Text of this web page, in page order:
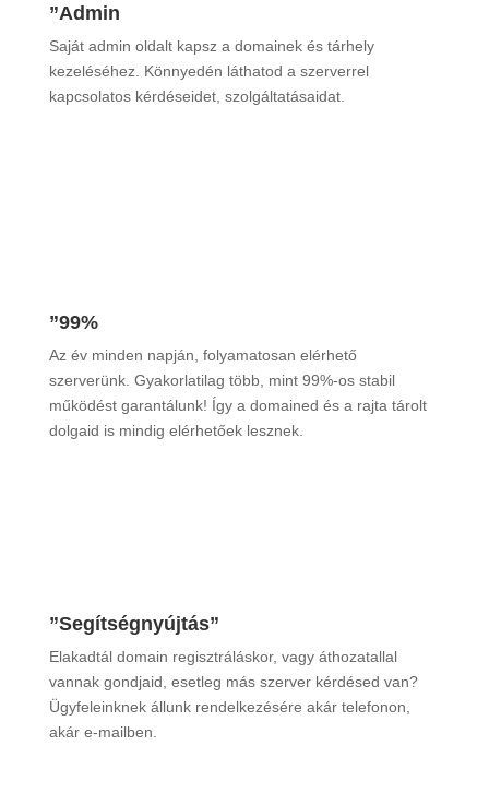
”Admin
Saját admin oldalt kapsz a domainek és tárhely
kezeléséhez. Könnyedén láthatod a szerverrel
kapcsolatos kérdéseidet, szolgáltatásaidat.
”99%
Az év minden napján, folyamatosan elérhető
szerverünk. Gyakorlatilag több, mint 99%-os stabil
működést garantálunk! Így a domained és a rajta tárolt
dolgaid is mindig elérhetőek lesznek.
”Segítségnyújtás”
Elakadtál domain regisztráláskor, vagy áthozatallal
vannak gondjaid, esetleg más szerver kérdésed van?
Ügyfeleinknek állunk rendelkezésére akár telefonon,
akár e-mailben.